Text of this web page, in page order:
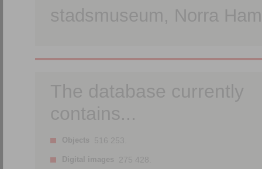
stadsmuseum, Norra
The database currently
contains...
Objects 516 253.
Digital images 275 428.